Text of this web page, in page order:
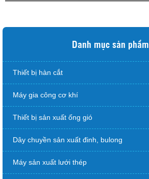
Danh mục sản phẩm
Thiết bị hàn cắt
Máy gia công cơ khí
Thiết bị sản xuất ống gió
Dây chuyền sản xuất đinh, bulong
Máy sản xuất lưới thép